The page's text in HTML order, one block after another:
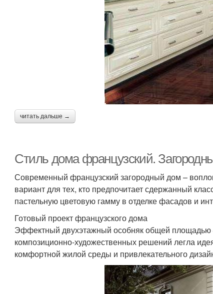
читать дальше →
Стиль дома французский.
Современный французский загородный дом –
вариант для тех, кто предпочитает сдержанный
пастельную цветовую гамму в отделке фасадов и
Готовый проект французского дома
Эффектный двухэтажный особняк общей площадью
композиционно-художественных решений легла
комфортной жилой среды и привлекательного